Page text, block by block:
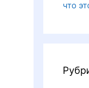
что